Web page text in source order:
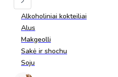
Alkoholiniai kokteiliai
Alus
Makgeolli
Sakė ir shochu
Soju